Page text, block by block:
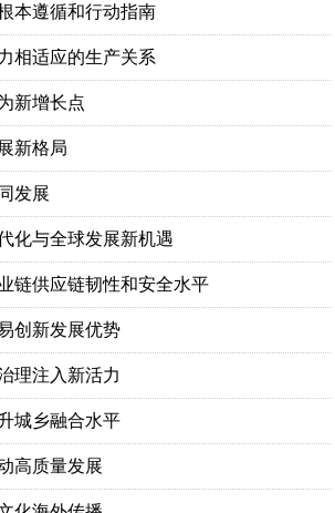
本遵循和行动指南
相适应的生产关系
新增长点
新格局
发展
化与全球发展新机遇
链供应链韧性和安全水平
创新发展优势
理注入新活力
城乡融合水平
高质量发展